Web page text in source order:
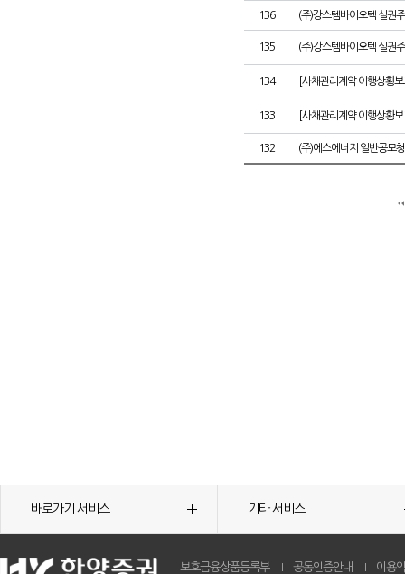
136 (주)강스템바이오텍 실권
135 (주)강스템바이오텍 실권
134 [사채관리계약 이행상황
133 [사채관리계약 이행상황
132 (주)에스에너지 일반공모
바로가기 서비스 기타 서비스
보호금융상품등록부 공동인증안내 이용